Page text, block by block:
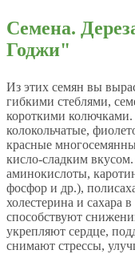
Семена.
Годжи"
Из этих семян вы
гибкими стеблями,
короткими
колокольчатые,
красные
кисло-сладким
аминокислоты,
фосфор и др.),
холестерина и сахара
способствуют
укрепляют сердце,
снимают стрессы,